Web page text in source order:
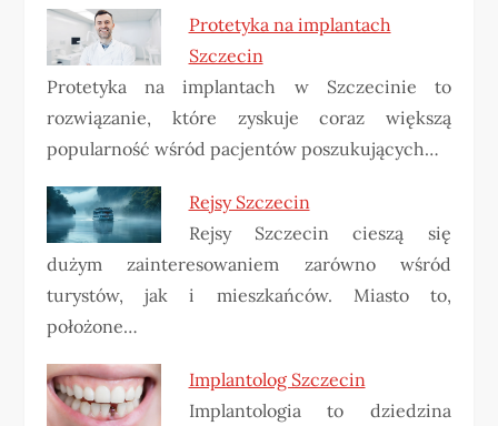
Protetyka na implantach
Szczecin
Protetyka na implantach w Szczecinie to
rozwiązanie, które zyskuje coraz większą
popularność wśród pacjentów poszukujących…
Rejsy Szczecin
Rejsy Szczecin cieszą się
dużym zainteresowaniem zarówno wśród
turystów, jak i mieszkańców. Miasto to,
położone…
Implantolog Szczecin
Implantologia to dziedzina